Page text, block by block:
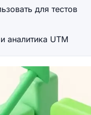
для тестов
аналитика UTM